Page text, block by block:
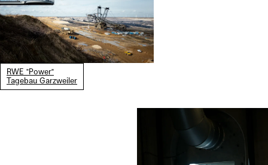
RWE "Power"
Tagebau Garzweiler